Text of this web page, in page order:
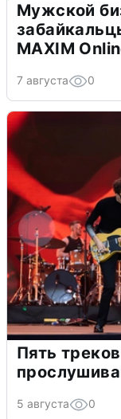
Мужской
MAXIM
7 августа 0
Пять
5 августа 0